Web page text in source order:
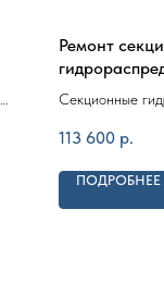
Ремонт
DVS20
Секционные
113 600 р.
ПОДРОБНЕЕ